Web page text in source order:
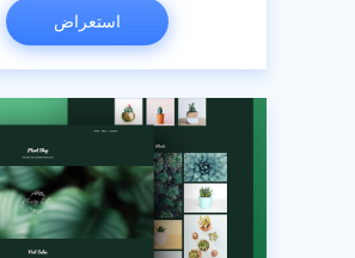
استعراض